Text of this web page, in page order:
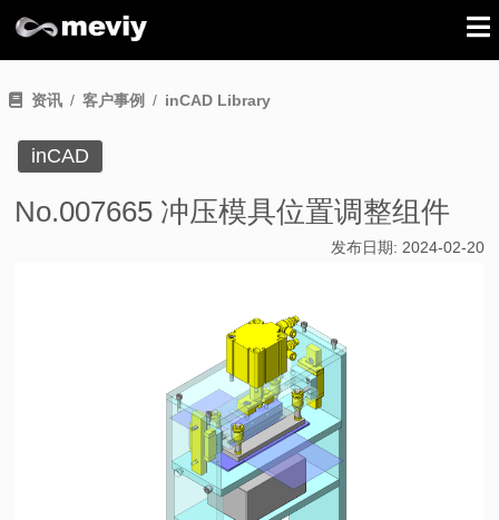
资讯 客户事例 inCAD Library
inCAD
No.007665 冲压模具位置调整组件
发布日期: 2024-02-20